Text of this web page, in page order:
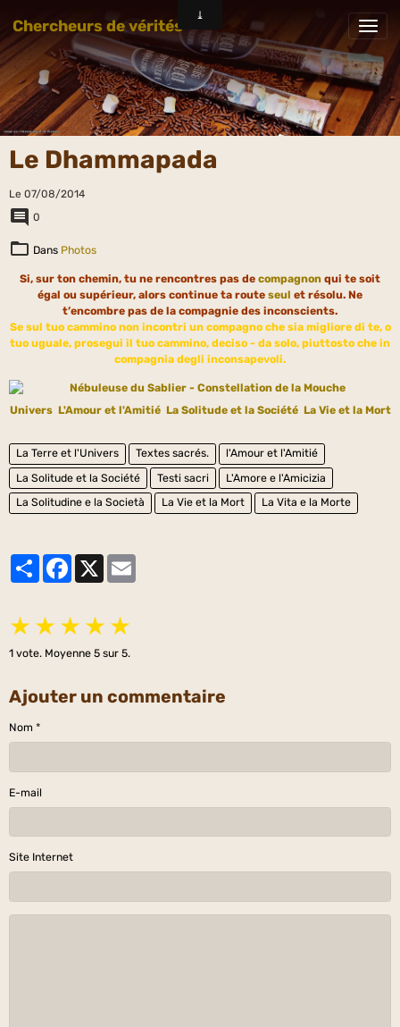
Chercheurs de vérités
Le Dhammapada
Le 07/08/2014
0
Dans Photos
Si, sur ton chemin, tu ne rencontres pas de compagnon qui te soit
égal ou supérieur, alors continue ta route seul et résolu. Ne
t’encombre pas de la compagnie des inconscients.
Se sul tuo cammino non incontri un compagno che sia migliore di te, o
tuo uguale, prosegui il tuo cammino, deciso - da solo, piuttosto che in
compagnia degli inconsapevoli.
Univers L'Amour et l'Amitié La Solitude et la Société La Vie et la Mort
La Terre et l'Univers Textes sacrés.
l'Amour et l'Amitié
La Solitude et la Société
Testi sacri
L'Amore e l'Amicizia
La Solitudine e la Società
La Vie et la Mort La Vita e la Morte
PartagerFacebook
★ ★ ★ ★ ★
1 vote. Moyenne 5 sur 5.
Ajouter un commentaire
Nom
E-mail
Site Internet